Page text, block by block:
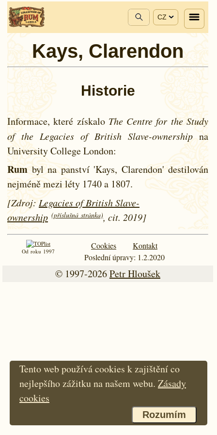
CZ
Kays, Clarendon
Historie
Informace, které získalo The Centre for the Study
of the Legacies of British Slave-ownership na
University College London:
Rum byl na panství 'Kays, Clarendon' destilován
nejméně mezi léty 1740 a 1807.
[Zdroj: Legacies of British Slave-
ownership (příslušná stránka), cit. 2019]
Od roku 1997
Cookies
Kontakt
Poslední úpravy: 1.2.2020
© 1997-2026Petr Hloušek
Tento web používá cookies k zajištění co
nejlepšího zážitku na našem webu. Zásady
cookies
Rozumím